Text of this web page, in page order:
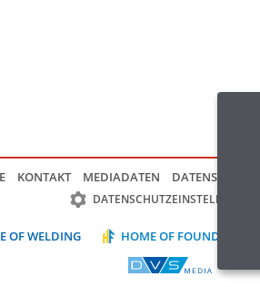
KONTAKT MEDIADATEN DATENSCHUTZ
DATENSCHUTZEINSTELLUNGEN
OF WELDING HOME OF FOUNDRY